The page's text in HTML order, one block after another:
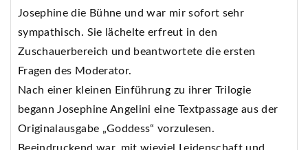
Josephine die Bühne und war mir sofort sehr
sympathisch. Sie lächelte erfreut in den
Zuschauerbereich und beantwortete die ersten
Fragen des Moderator.
Nach einer kleinen Einführung zu ihrer Trilogie
begann Josephine Angelini eine Textpassage aus der
Originalausgabe „Goddess“ vorzulesen.